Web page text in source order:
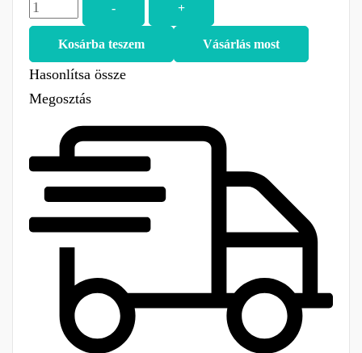
- +
Kosárba teszem Vásárlás most
Hasonlítsa össze
Megosztás